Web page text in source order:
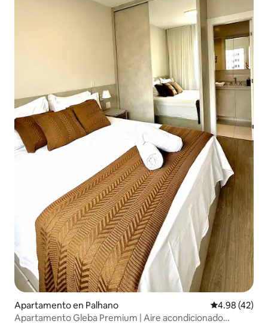
Apartamento en Palhano Calificación
4.98 (42)
Apartamento Gleba Premium | Aire acondicionado